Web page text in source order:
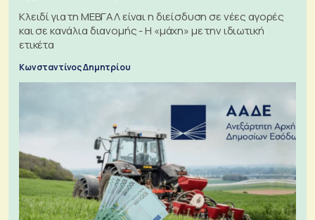
Κλειδί για τη ΜΕΒΓΑΛ είναι η διείσδυση σε νέες αγορές
και σε κανάλια διανομής - Η «μάχη» με την ιδιωτική
ετικέτα
Κωνσταντίνος Δημητρίου